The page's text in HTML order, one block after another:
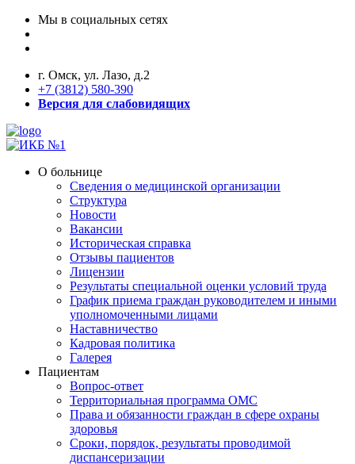
Мы в социальных сетях
г. Омск, ул. Лазо, д.2
+7 (3812) 580-390
Версия для слабовидящих
О больнице
Сведения о медицинской организации
Структура
Новости
Вакансии
Историческая справка
Отзывы пациентов
Лицензии
Результаты специальной оценки условий труда
График приема граждан руководителем и иными
уполномоченными лицами
Наставничество
Кадровая политика
Галерея
Пациентам
Вопрос-ответ
Территориальная программа ОМС
Права и обязанности граждан в сфере охраны
здоровья
Сроки, порядок, результаты проводимой
диспансеризации